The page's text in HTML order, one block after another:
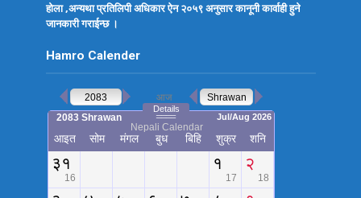
होला ,अन्यथा प्रतिलिपी अधिकार ऐन २०५९ अनुसार कानूनी कार्वाही हुने
जानकारी गराईन्छ ।
Hamro Calender